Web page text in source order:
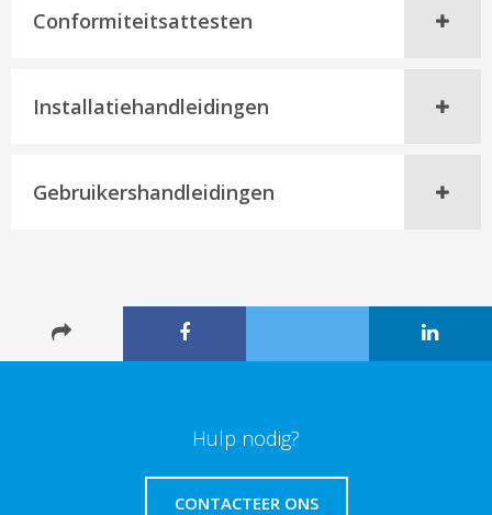
Conformiteitsattesten
Installatiehandleidingen
Gebruikershandleidingen
Hulp nodig?
CONTACTEER ONS